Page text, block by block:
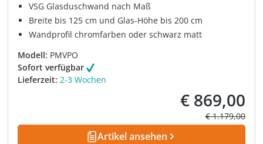
VSG Glasduschwand nach Maß
Breite bis 125 cm und Glas-Höhe bis 200 cm
Wandprofil chromfarben oder schwarz matt
Modell: PMVPO
Sofort verfügbar
Lieferzeit: 2-3 Wochen
Verkaufspreis:
€ 869,00
Regulärer
€ 1.179,00
Artikel ansehen